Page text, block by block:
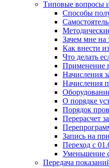
Типовые вопросы
Способы
Зачем мне на
Как внести
Что делать
Применение
Начисления
Начисления
О порядке
Порядок
Перерасчет
Запись на
Переход с
Уменьшение
Передача